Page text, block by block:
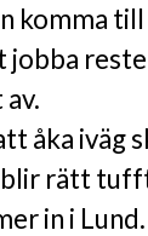
komma
åka iväg
rätt
in i